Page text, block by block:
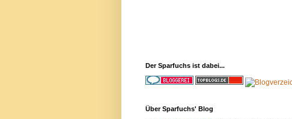
Der Sparfuchs ist dabei...
Über Sparfuchs' Blog